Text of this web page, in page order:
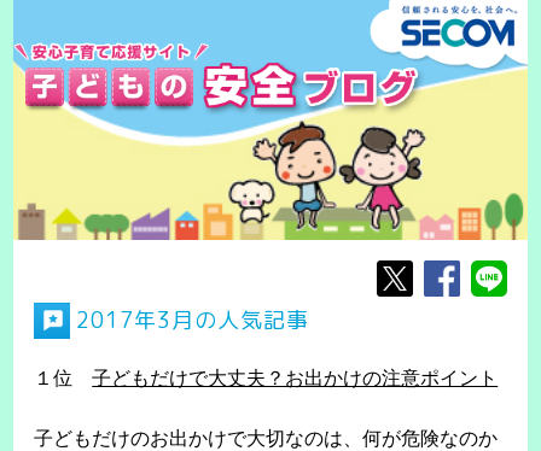
2017年3月の人気記事
１位子どもだけで大丈夫？お出かけの注意ポイント
子どもだけのお出かけで大切なのは、何が危険なのか